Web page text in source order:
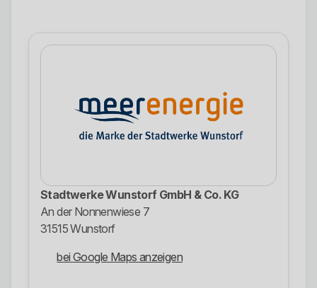
Stadtwerke Wunstorf GmbH & Co. KG
An der Nonnenwiese 7
31515 Wunstorf
bei Google Maps anzeigen